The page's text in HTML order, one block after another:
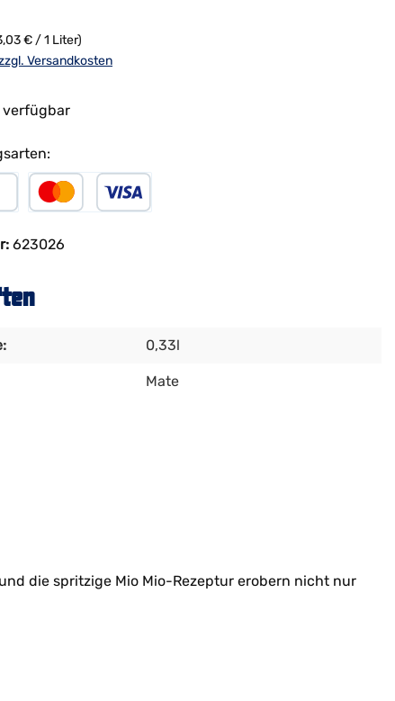
€ / 1 Liter)
Versandkosten
verfügbar
623026
0,33l
Mate
die spritzige Mio Mio-Rezeptur erobern nicht nur